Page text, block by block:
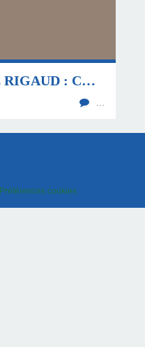
HYACINTHE RIGAUD : CHRONIQUES DES VENTES 2016 (PREMIÈRE PARTIE)
Préférences cookies